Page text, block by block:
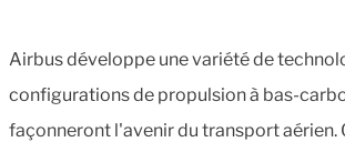
Airbus développe une variété de
configurations de propulsion à bas-
façonneront l'avenir du transport aérien.